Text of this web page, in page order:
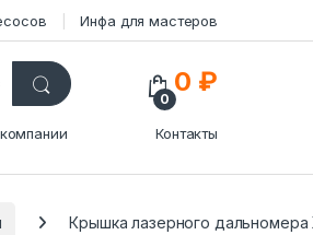
Инфа для мастеров
Контакты
0
0 ₽
Крышка лазерного дальномера